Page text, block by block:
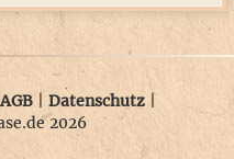
AGB Datenschutz
2026